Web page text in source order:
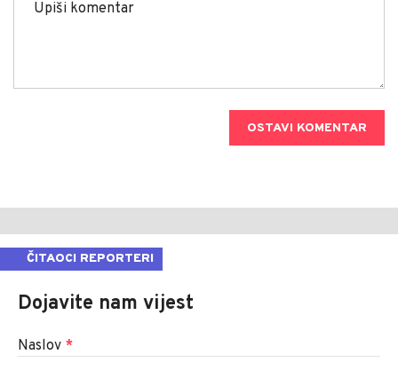
OSTAVI KOMENTAR
ČITAOCI REPORTERI
Dojavite nam vijest
Naslov *